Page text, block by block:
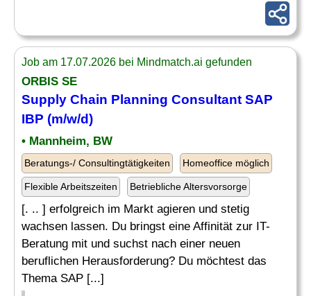
Job am 17.07.2026 bei Mindmatch.ai gefunden
ORBIS SE
Supply Chain Planning Consultant SAP
IBP (m/w/d)
• Mannheim, BW
Beratungs-/ Consultingtätigkeiten Homeoffice möglich
Flexible Arbeitszeiten Betriebliche Altersvorsorge
[. .. ] erfolgreich im Markt agieren und stetig
wachsen lassen. Du bringst eine Affinität zur IT-
Beratung mit und suchst nach einer neuen
beruflichen Herausforderung? Du möchtest das
Thema SAP [...]